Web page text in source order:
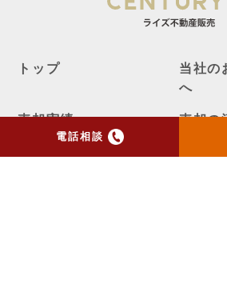
電話相談
トップ
当社の
へ
売却実績 売却の